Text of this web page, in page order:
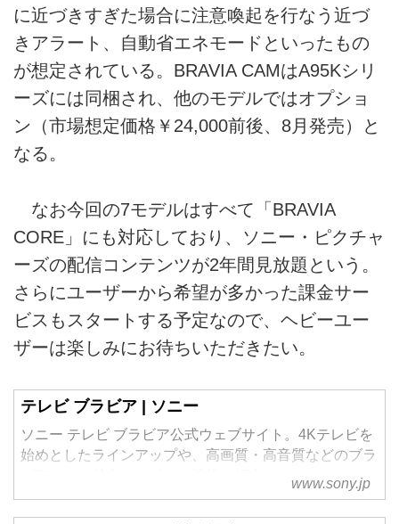
に近づきすぎた場合に注意喚起を行なう近づ
きアラート、自動省エネモードといったもの
が想定されている。BRAVIA CAMはA95Kシリ
ーズには同梱され、他のモデルではオプショ
ン（市場想定価格￥24,000前後、8月発売）と
なる。
なお今回の7モデルはすべて「BRAVIA
CORE」にも対応しており、ソニー・ピクチャ
ーズの配信コンテンツが2年間見放題という。
さらにユーザーから希望が多かった課金サー
ビスもスタートする予定なので、ヘビーユー
ザーは楽しみにお待ちいただきたい。
テレビ ブラビア | ソニー
ソニー テレビ ブラビア公式ウェブサイト。4Kテレビを
始めとしたラインアップや、高画質・高音質などのブラ
www.sony.jp